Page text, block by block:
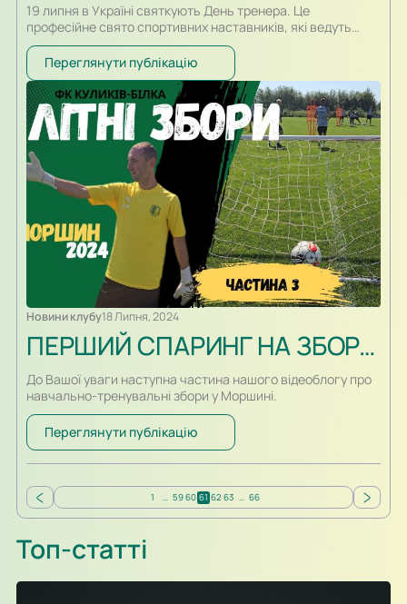
19 липня в Україні святкують День тренера. Це
професійне свято спортивних наставників, які ведуть
навчально-тренувальну роботу, спрямовану на
виховання та підготовку спортсменів. Ідея цього
професійного спортивного свята з’явилася в 1999 році.
Однак офіційно День тренера було визнано лише в 2021
році, коли Президент України підписав відповідний Указ.
Дата 19 липня була обрана не випадково, адже…
Переглянути публікацію
Новини клубу18 Липня, 2024
ПЕРШИЙ СПАРИНГ НА ЗБОРАХ. НОВЕ ВІДЕО З МОРШИНА
До Вашої уваги наступна частина нашого відеоблогу про
навчально-тренувальні збори у Моршині.
Переглянути публікацію
1 … 5960 61 62 63 … 66
Топ-статті